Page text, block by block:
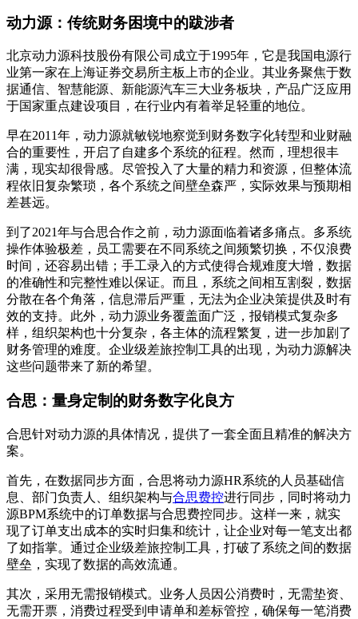
动力源：传统财务困境中的跋涉者
北京动力源科技股份有限公司成立于1995年，它是我国电源行
业第一家在上海证券交易所主板上市的企业。其业务聚焦于数
据通信、智慧能源、新能源汽车三大业务板块，产品广泛应用
于国家重点建设项目，在行业内有着举足轻重的地位。
早在2011年，动力源就敏锐地察觉到财务数字化转型和业财融
合的重要性，开启了自建多个系统的征程。然而，理想很丰
满，现实却很骨感。尽管投入了大量的精力和资源，但整体流
程依旧复杂繁琐，各个系统之间壁垒森严，实际效果与预期相
差甚远。
到了2021年与合思合作之前，动力源面临着诸多痛点。多系统
操作体验极差，员工需要在不同系统之间频繁切换，不仅浪费
时间，还容易出错；手工录入的方式使得合规难度大增，数据
的准确性和完整性难以保证。而且，系统之间相互割裂，数据
分散在各个角落，信息滞后严重，无法为企业决策提供及时有
效的支持。此外，动力源业务覆盖面广泛，报销模式复杂多
样，组织架构也十分复杂，各主体的流程繁复，进一步加剧了
财务管理的难度。企业级差旅控制工具的出现，为动力源解决
这些问题带来了新的希望。
合思：量身定制的财务数字化良方
合思针对动力源的具体情况，提供了一套全面且精准的解决方
案。
首先，在数据同步方面，合思将动力源HR系统的人员基础信
息、部门负责人、组织架构与合思费控进行同步，同时将动力
源BPM系统中的订单数据与合思费控同步。这样一来，就实
现了订单支出成本的实时归集和统计，让企业对每一笔支出都
了如指掌。通过企业级差旅控制工具，打破了系统之间的数据
壁垒，实现了数据的高效流通。
其次，采用无需报销模式。业务人员因公消费时，无需垫资、
无需开票，消费过程受到申请单和差标管控，确保每一笔消费